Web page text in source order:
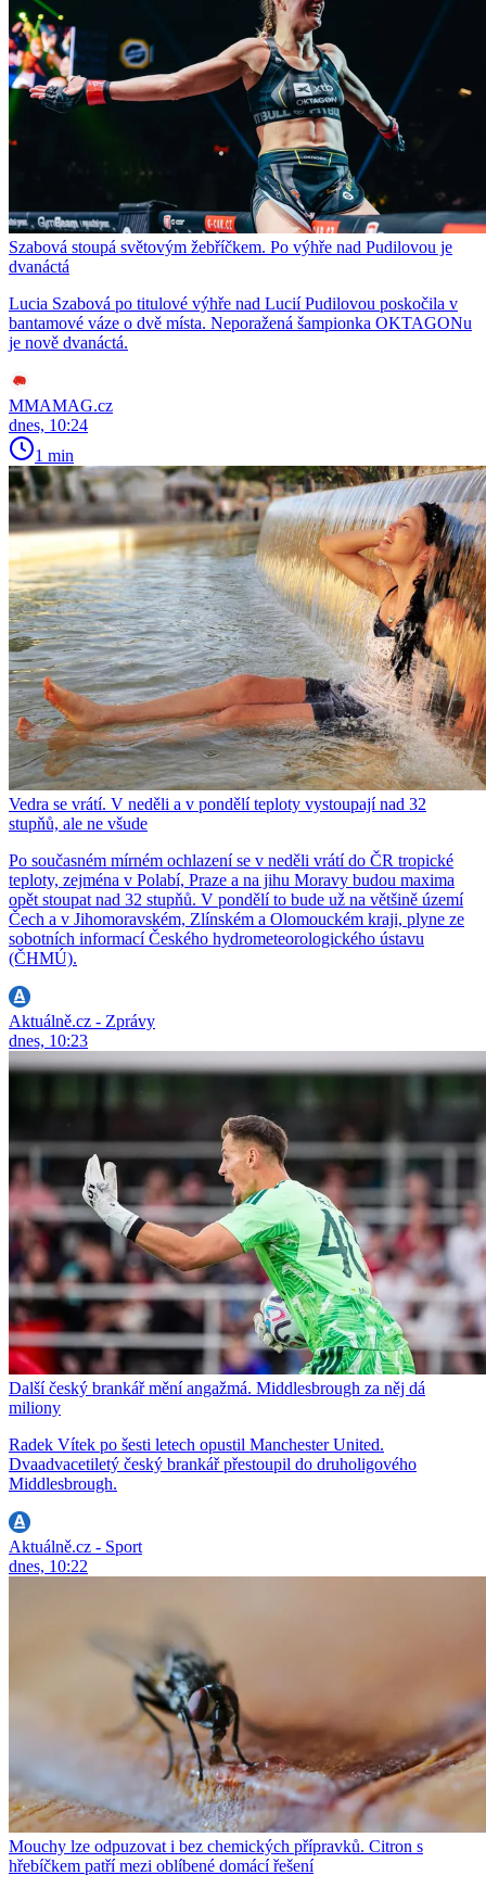
Szabová stoupá světovým žebříčkem. Po výhře nad Pudilovou je
dvanáctá
Lucia Szabová po titulové výhře nad Lucií Pudilovou poskočila v
bantamové váze o dvě místa. Neporažená šampionka OKTAGONu
je nově dvanáctá.
MMAMAG.cz
dnes, 10:24
1 min
Vedra se vrátí. V neděli a v pondělí teploty vystoupají nad 32
stupňů, ale ne všude
Po současném mírném ochlazení se v neděli vrátí do ČR tropické
teploty, zejména v Polabí, Praze a na jihu Moravy budou maxima
opět stoupat nad 32 stupňů. V pondělí to bude už na většině území
Čech a v Jihomoravském, Zlínském a Olomouckém kraji, plyne ze
sobotních informací Českého hydrometeorologického ústavu
(ČHMÚ).
Aktuálně.cz - Zprávy
dnes, 10:23
Další český brankář mění angažmá. Middlesbrough za něj dá
miliony
Radek Vítek po šesti letech opustil Manchester United.
Dvaadvacetiletý český brankář přestoupil do druholigového
Middlesbrough.
Aktuálně.cz - Sport
dnes, 10:22
Mouchy lze odpuzovat i bez chemických přípravků. Citron s
hřebíčkem patří mezi oblíbené domácí řešení